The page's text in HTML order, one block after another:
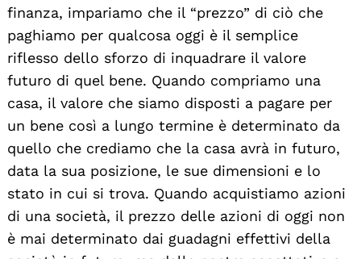
finanza, impariamo che il “prezzo” di ciò che
paghiamo per qualcosa oggi è il semplice
riflesso dello sforzo di inquadrare il valore
futuro di quel bene. Quando compriamo una
casa, il valore che siamo disposti a pagare per
un bene così a lungo termine è determinato da
quello che crediamo che la casa avrà in futuro,
data la sua posizione, le sue dimensioni e lo
stato in cui si trova. Quando acquistiamo azioni
di una società, il prezzo delle azioni di oggi non
è mai determinato dai guadagni effettivi della